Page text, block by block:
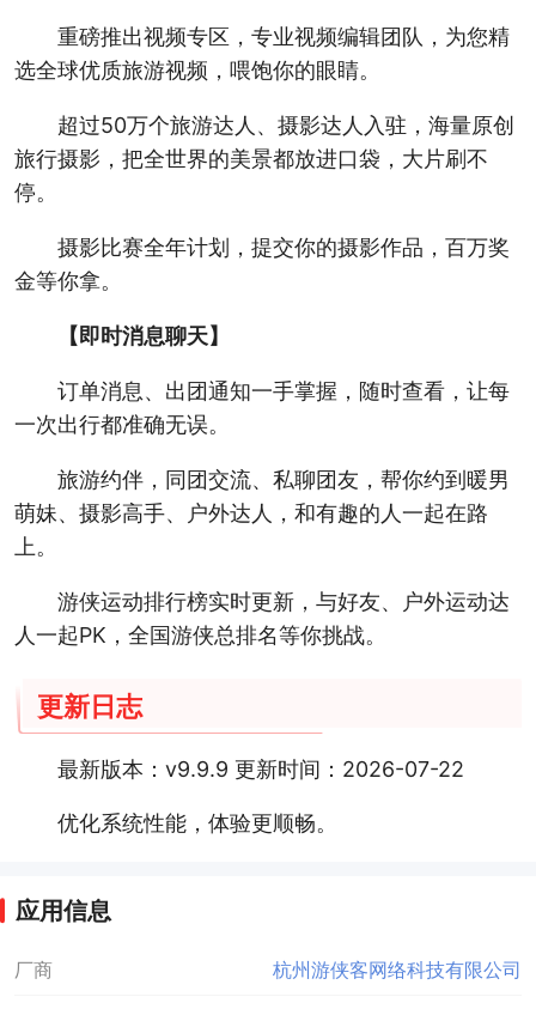
重磅推出视频专区，专业视频编辑团队，为您精
选全球优质旅游视频，喂饱你的眼睛。
超过50万个旅游达人、摄影达人入驻，海量原创
旅行摄影，把全世界的美景都放进口袋，大片刷不
停。
摄影比赛全年计划，提交你的摄影作品，百万奖
金等你拿。
【即时消息聊天】
订单消息、出团通知一手掌握，随时查看，让每
一次出行都准确无误。
旅游约伴，同团交流、私聊团友，帮你约到暖男
萌妹、摄影高手、户外达人，和有趣的人一起在路
上。
游侠运动排行榜实时更新，与好友、户外运动达
人一起PK，全国游侠总排名等你挑战。
更新日志
最新版本：v9.9.9 更新时间：2026-07-22
优化系统性能，体验更顺畅。
应用信息
厂商 杭州游侠客网络科技有限公司